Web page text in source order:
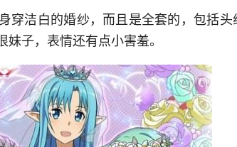
穿洁白的婚纱，而且是全套的，包括头
子，表情还有点小害羞。